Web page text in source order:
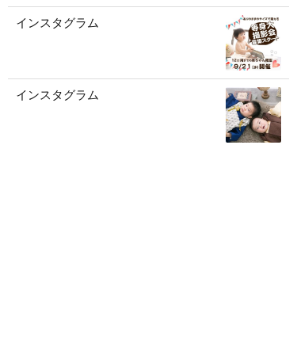
インスタグラム
インスタグラム